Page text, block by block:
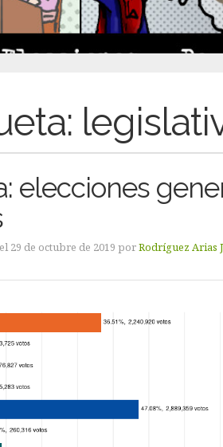
elecciones
29 de octubre de 2019 porRodríguez Arias